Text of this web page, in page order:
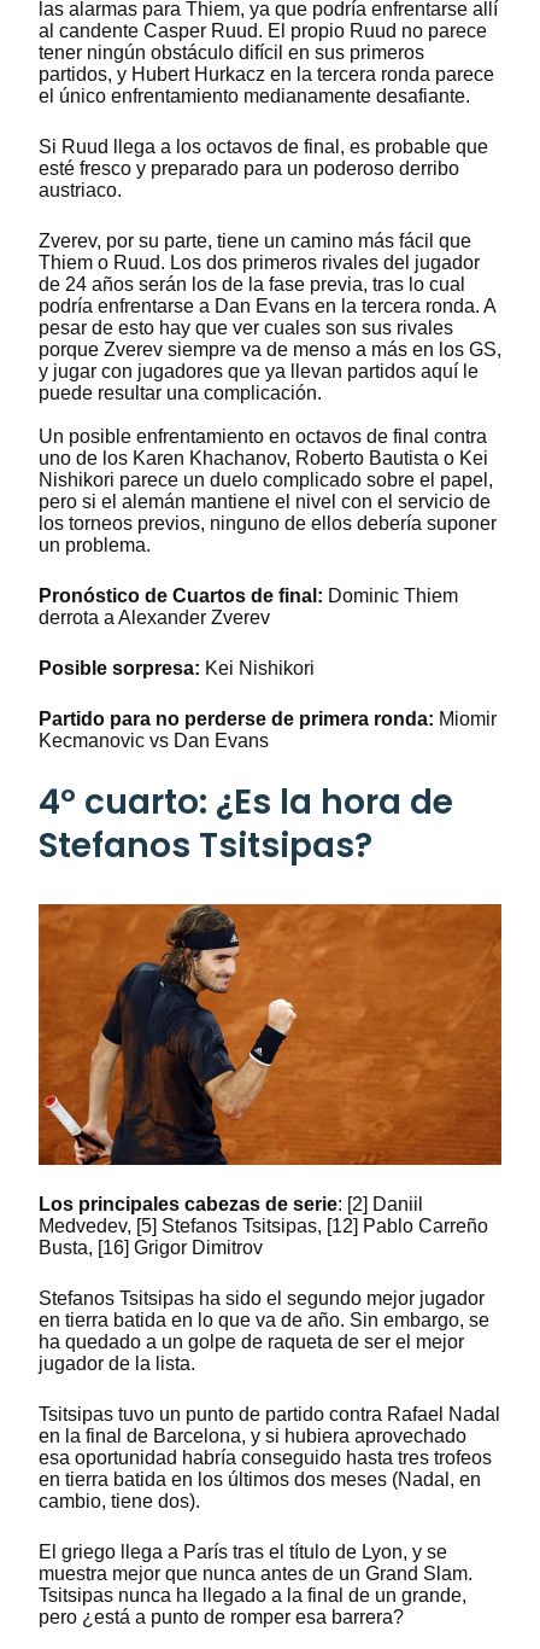
las alarmas para Thiem, ya que podría enfrentarse allí
al candente Casper Ruud. El propio Ruud no parece
tener ningún obstáculo difícil en sus primeros
partidos, y Hubert Hurkacz en la tercera ronda parece
el único enfrentamiento medianamente desafiante.
Si Ruud llega a los octavos de final, es probable que
esté fresco y preparado para un poderoso derribo
austriaco.
Zverev, por su parte, tiene un camino más fácil que
Thiem o Ruud. Los dos primeros rivales del jugador
de 24 años serán los de la fase previa, tras lo cual
podría enfrentarse a Dan Evans en la tercera ronda. A
pesar de esto hay que ver cuales son sus rivales
porque Zverev siempre va de menso a más en los GS,
y jugar con jugadores que ya llevan partidos aquí le
puede resultar una complicación.
Un posible enfrentamiento en octavos de final contra
uno de los Karen Khachanov, Roberto Bautista o Kei
Nishikori parece un duelo complicado sobre el papel,
pero si el alemán mantiene el nivel con el servicio de
los torneos previos, ninguno de ellos debería suponer
un problema.
Pronóstico de Cuartos de final: Dominic Thiem
derrota a Alexander Zverev
Posible sorpresa: Kei Nishikori
Partido para no perderse de primera ronda: Miomir
Kecmanovic vs Dan Evans
4º cuarto: ¿Es la hora de
Stefanos Tsitsipas?
Los principales cabezas de serie: [2] Daniil
Medvedev, [5] Stefanos Tsitsipas, [12] Pablo Carreño
Busta, [16] Grigor Dimitrov
Stefanos Tsitsipas ha sido el segundo mejor jugador
en tierra batida en lo que va de año. Sin embargo, se
ha quedado a un golpe de raqueta de ser el mejor
jugador de la lista.
Tsitsipas tuvo un punto de partido contra Rafael Nadal
en la final de Barcelona, y si hubiera aprovechado
esa oportunidad habría conseguido hasta tres trofeos
en tierra batida en los últimos dos meses (Nadal, en
cambio, tiene dos).
El griego llega a París tras el título de Lyon, y se
muestra mejor que nunca antes de un Grand Slam.
Tsitsipas nunca ha llegado a la final de un grande,
pero ¿está a punto de romper esa barrera?